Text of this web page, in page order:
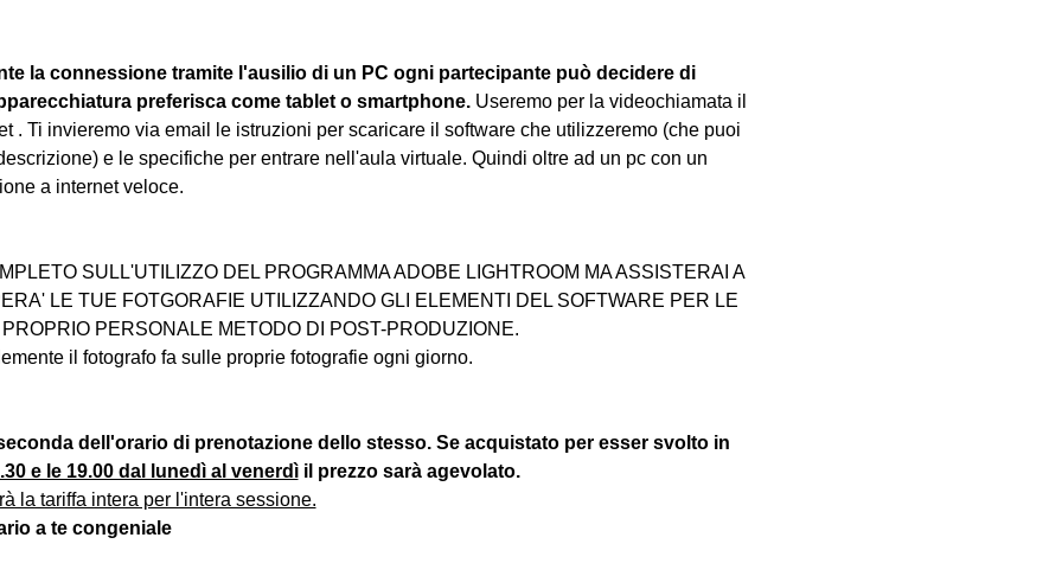
la connessione tramite l'ausilio di un PC ogni partecipante può decidere di
preferisca come tablet o smartphone. Useremo per la videochiamata il
. Ti invieremo via email le istruzioni per scaricare il software che utilizzeremo (che puoi
e le specifiche per entrare nell'aula virtuale. Quindi oltre ad un pc con un
a internet veloce.
SULL'UTILIZZO DEL PROGRAMMA ADOBE LIGHTROOM MA ASSISTERAI A
LE TUE FOTGORAFIE UTILIZZANDO GLI ELEMENTI DEL SOFTWARE PER LE
PERSONALE METODO DI POST-PRODUZIONE.
il fotografo fa sulle proprie fotografie ogni giorno.
dell'orario di prenotazione dello stesso. Se acquistato per esser svolto in
e le 19.00 dal lunedì al venerdì il prezzo sarà agevolato.
la tariffa intera per l'intera sessione.
a te congeniale